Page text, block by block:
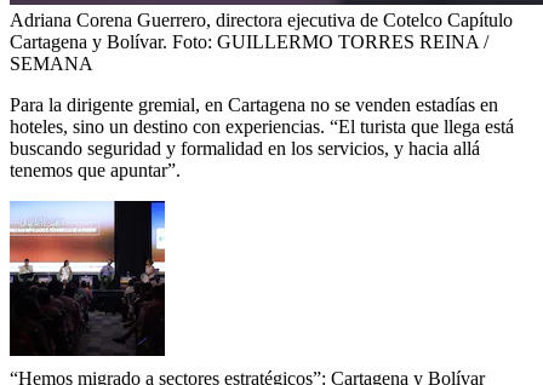
Adriana Corena Guerrero, directora ejecutiva de Cotelco Capítulo
Cartagena y Bolívar. Foto: GUILLERMO TORRES REINA /
SEMANA
Para la dirigente gremial, en Cartagena no se venden estadías en
hoteles, sino un destino con experiencias. “El turista que llega está
buscando seguridad y formalidad en los servicios, y hacia allá
tenemos que apuntar”.
“Hemos migrado a sectores estratégicos”: Cartagena y Bolívar